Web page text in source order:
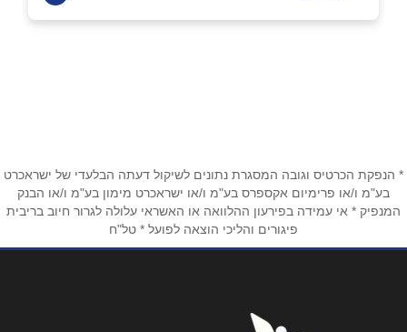
באינסטגרם
טלפון*
אנא חזרו אלי בקשר ל...
* הנפקת הכרטיס וגובה המסגרת נתונים לשיקול דעתה הבלעדי של ישראכרט
בע"מ ו/או פרימיום אקספרס בע"מ ו/או ישראכרט מימון בע"מ ו/או הבנק
המנפיק * אי עמידה בפירעון ההלוואה או האשראי עלולה לגרור חיוב בריבית
פיגורים והליכי הוצאה לפועל * טל"ח